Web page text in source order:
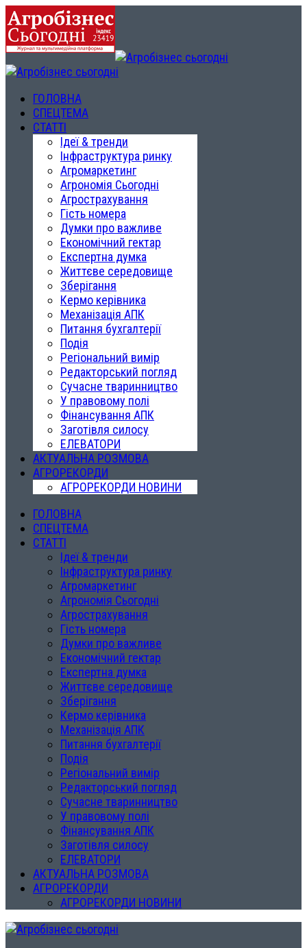
ГОЛОВНА
СПЕЦТЕМА
СТАТТІ
Ідеї & тренди
Інфраструктура ринку
Агромаркетинг
Агрономія Сьогодні
Агрострахування
Гість номера
Думки про важливе
Економічний гектар
Експертна думка
Життєве середовище
Зберігання
Кермо керівника
Механізація АПК
Питання бухгалтерії
Подія
Регіональний вимір
Редакторський погляд
Сучасне тваринництво
У правовому полі
Фінансування АПК
Заготівля силосу
ЕЛЕВАТОРИ
АКТУАЛЬНА РОЗМОВА
АГРОРЕКОРДИ
АГРОРЕКОРДИ НОВИНИ
ГОЛОВНА
СПЕЦТЕМА
СТАТТІ
Ідеї & тренди
Інфраструктура ринку
Агромаркетинг
Агрономія Сьогодні
Агрострахування
Гість номера
Думки про важливе
Економічний гектар
Експертна думка
Життєве середовище
Зберігання
Кермо керівника
Механізація АПК
Питання бухгалтерії
Подія
Регіональний вимір
Редакторський погляд
Сучасне тваринництво
У правовому полі
Фінансування АПК
Заготівля силосу
ЕЛЕВАТОРИ
АКТУАЛЬНА РОЗМОВА
АГРОРЕКОРДИ
АГРОРЕКОРДИ НОВИНИ